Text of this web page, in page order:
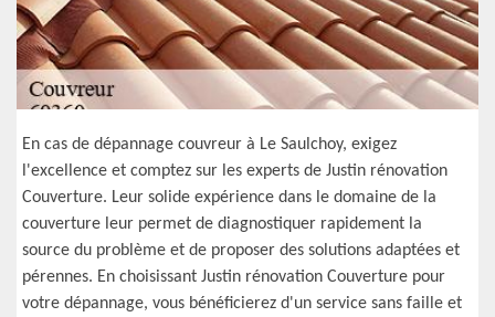
En cas de dépannage couvreur à Le Saulchoy, exigez
l'excellence et comptez sur les experts de Justin rénovation
Couverture. Leur solide expérience dans le domaine de la
couverture leur permet de diagnostiquer rapidement la
source du problème et de proposer des solutions adaptées et
pérennes. En choisissant Justin rénovation Couverture pour
votre dépannage, vous bénéficierez d'un service sans faille et